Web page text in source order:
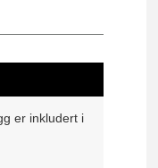
er inkludert i